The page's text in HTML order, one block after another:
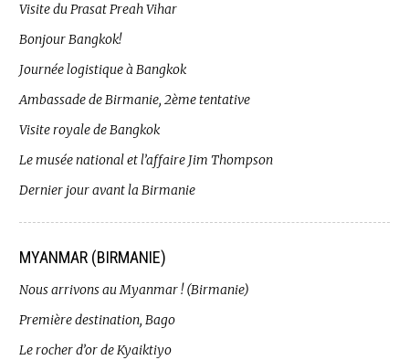
Visite du Prasat Preah Vihar
Bonjour Bangkok!
Journée logistique à Bangkok
Ambassade de Birmanie, 2ème tentative
Visite royale de Bangkok
Le musée national et l’affaire Jim Thompson
Dernier jour avant la Birmanie
MYANMAR (BIRMANIE)
Nous arrivons au Myanmar ! (Birmanie)
Première destination, Bago
Le rocher d’or de Kyaiktiyo